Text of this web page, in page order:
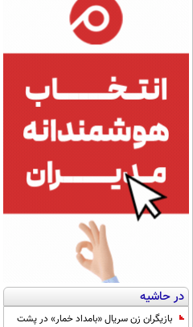
در حاشیه
بازیگران زن سریال «بامداد خمار» در پشت